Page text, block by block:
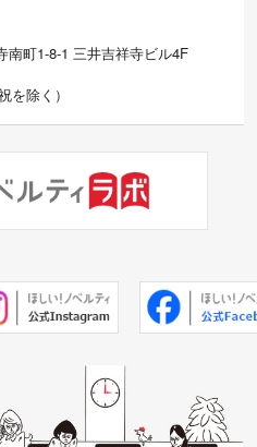
南町1-8-1 三井吉祥寺ビル4F
を除く）